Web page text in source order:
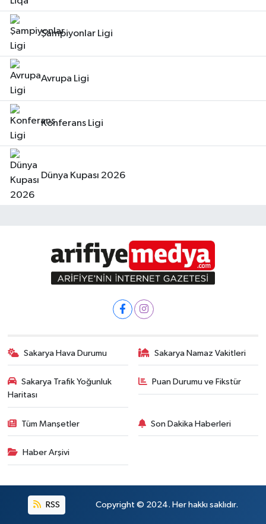
Şampiyonlar Ligi
Avrupa Ligi
Konferans Ligi
Dünya Kupası 2026
Sakarya Hava Durumu Sakarya Namaz Vakitleri
Sakarya Trafik Yoğunluk
Haritası
Puan Durumu ve Fikstür
Tüm Manşetler Son Dakika Haberleri
Haber Arşivi
RSS Copyright © 2024. Her hakkı saklıdır.